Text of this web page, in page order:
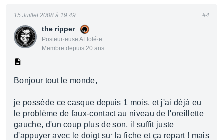
the ripper
Posteur·euse AFfolé·e
Membre depuis 20 ans
15 Juillet 2008 à 19:49 #4
Bonjour tout le monde,
je possède ce casque depuis 1 mois, et j'ai déjà eu
le problème de faux-contact au niveau de l'oreillette
gauche, d'un coup plus de son, il suffit juste
d'appuyer avec le doigt sur la fiche et ça repart ! mais